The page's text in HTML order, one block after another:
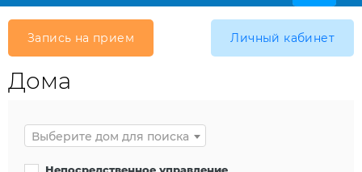
Запись на прием Личный кабинет
Дома
Выберите дом для поиска